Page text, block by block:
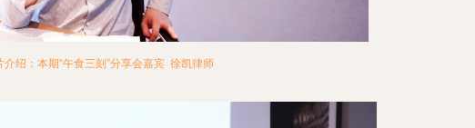
介绍：本期“午食三刻”分享会嘉宾 徐凯律师